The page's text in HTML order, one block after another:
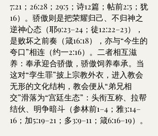
7:21；26:28；29:5；诗12篇；帖前2:5；犹
16）。骄傲则是把荣耀归己、不归神之
逆神心态（耶9:23–24；徒12:22–23），
是败坏之前奏（箴16:18），亦与“今生的
夸口”相连（约一2:16）。二者相互滋
养：奉承迎合骄傲，骄傲饲养奉承。当
这对“孪生罪”披上宗教外衣，进入教会
无形的文化结构，教会便从“弟兄相
交”滑落为“宫廷生态”：头衔互称、拉帮
结伙、明争暗斗（参林前1–4；雅3:14–
16；加5:19–21；多3:9–11；箴6:16–19）。